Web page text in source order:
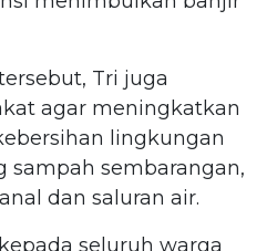
Tri juga
agar meningkatkan
lingkungan
sembarangan,
dan saluran air.
seluruh warga